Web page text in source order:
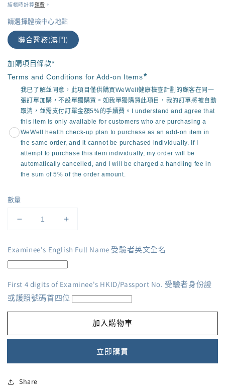
價
結帳時計算運費 。
請選擇體檢中心地點
聯合醫務(澳門)
加購項目條款*
Terms and Conditions for Add-on Items*
我已了解並同意，此項目僅供購買WeWell健康檢查計劃的顧客在同一
張訂單加購，不設單獨購買。如我單獨購買此項目，我的訂單將被自動
取消，並需支付訂單金額5%的手續費。I understand and agree that
this item is only available for customers who are purchasing a
WeWell health check-up plan to purchase as an add-on item in
the same order, and it cannot be purchased individually. If I
attempt to purchase this item individually, my order will be
automatically cancelled, and I will be charged a handling fee in
the sum of 5% of the order amount.
數量
計
乳
房
健
檢
門)
計
乳
房
健
檢
Examinee's English Full Name 受驗者英文全名
First 4 digits of Examinee's HKID/Passport No. 受驗者身份證
或護照號碼首四位
加入購物車
立即購買
Share